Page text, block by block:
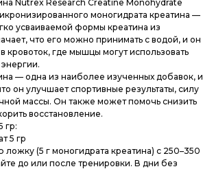
Nutrex Research Creatine Monohydrate
моногидрата креатина —
усваиваемой формы креатина из
что его можно принимать с водой, и он
кровоток, где мышцы могут использовать
— одна из наиболее изученных добавок, и
он улучшает спортивные результаты, силу
массы. Он также может помочь снизить
восстановление.
гр:
5 гр
(5 г моногидрата креатина) с 250–350
до или после тренировки. В дни без